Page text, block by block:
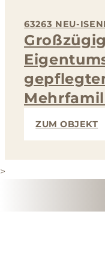
63263 NEU-
ZUM OBJEKT
>